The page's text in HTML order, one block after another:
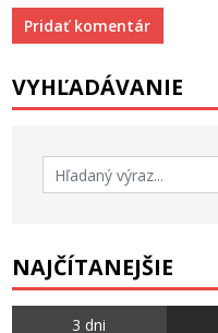
VYHĽADÁVANIE
Hľadať:
NAJČÍTANEJŠIE
3 dni